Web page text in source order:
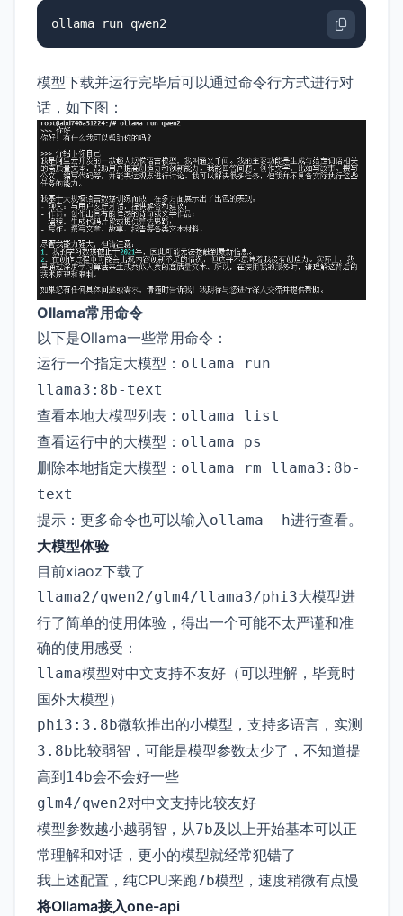
ollama run qwen2
模型下载并运行完毕后可以通过命令行方式进行对
话，如下图：
Ollama常用命令
以下是Ollama一些常用命令：
运行一个指定大模型： ollama run
llama3:8b-text
查看本地大模型列表： ollama list
查看运行中的大模型： ollama ps
删除本地指定大模型： ollama rm llama3:8b-
text
提示：更多命令也可以输入 ollama -h进行查看。
大模型体验
目前xiaoz下载了
llama2/qwen2/glm4/llama3/phi3大模型进
行了简单的使用体验，得出一个可能不太严谨和准
确的使用感受：
llama模型对中文支持不友好（可以理解，毕竟时
国外大模型）
phi3:3.8b微软推出的小模型，支持多语言，实测
3.8b比较弱智，可能是模型参数太少了，不知道提
高到14b会不会好一些
glm4/qwen2对中文支持比较友好
模型参数越小越弱智，从7b及以上开始基本可以正
常理解和对话，更小的模型就经常犯错了
我上述配置，纯CPU来跑7b模型，速度稍微有点慢
将Ollama接入one-api